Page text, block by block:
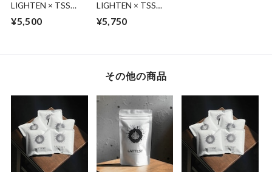
LIGHTEN × TSS
¥5,500
LIGHTEN × TSS
¥5,750
その他の商品